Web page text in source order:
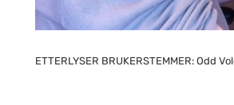
ETTERLYSER BRUKERSTEMMER: Odd